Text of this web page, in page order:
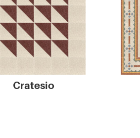
Cratesio